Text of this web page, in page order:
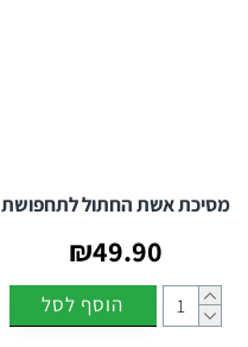
מסיכת אשת החתול לתחפושת
₪49.90
הוסף לסל